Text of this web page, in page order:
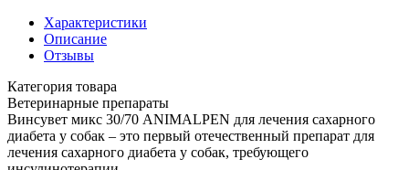
Характеристики
Описание
Отзывы
Категория товара
Ветеринарные препараты
Винсувет микс 30/70 ANIMALPEN для лечения сахарного
диабета у собак – это первый отечественный препарат для
лечения сахарного диабета у собак, требующего